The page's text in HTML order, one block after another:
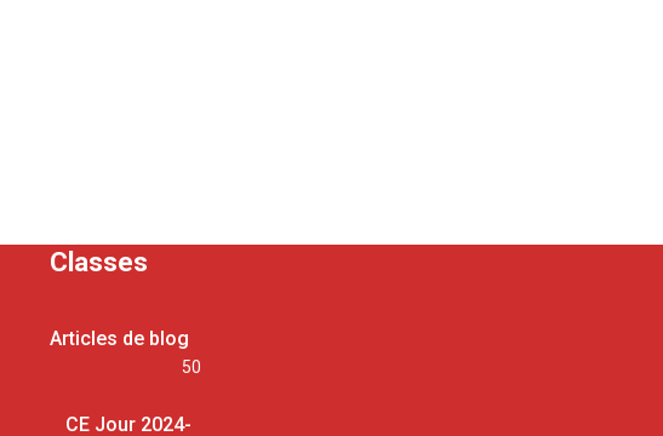
Classes
Articles de blog
50
CE Jour 2024-